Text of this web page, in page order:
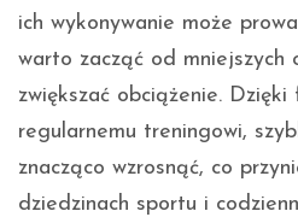
ich wykonywanie może
warto zacząć od mniejszych
zwiększać obciążenie.
regularnemu treningowi,
znacząco wzrosnąć, co
dziedzinach sportu i